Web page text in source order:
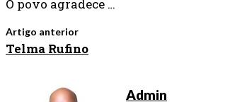
O povo agradece …
Artigo anterior
Telma Rufino
Admin